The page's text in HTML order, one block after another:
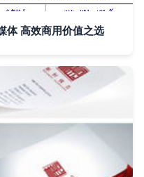
体 高效商用价值之选